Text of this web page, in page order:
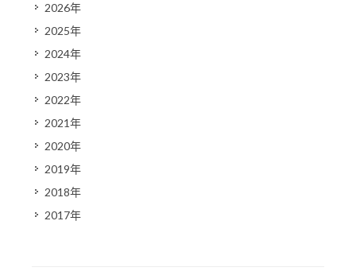
2026年
2025年
2024年
2023年
2022年
2021年
2020年
2019年
2018年
2017年